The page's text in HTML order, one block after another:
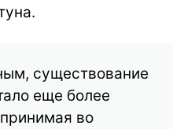
существование
еще более
во